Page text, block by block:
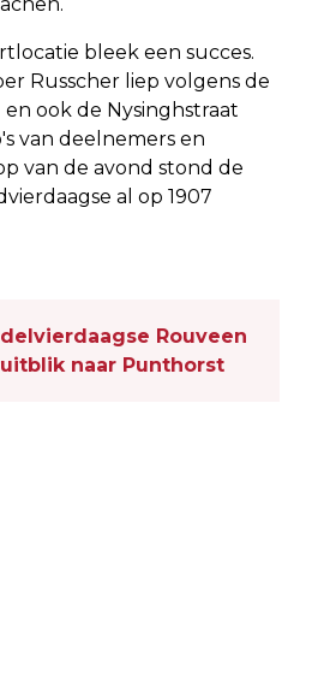
bleek een succes.
Russcher liep volgens de
ook de Nysinghstraat
van deelnemers en
van de avond stond de
al op 1907
Rouveen
naar Punthorst